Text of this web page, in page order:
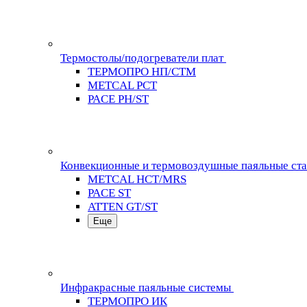
Термостолы/подогреватели плат
ТЕРМОПРО НП/СТМ
METCAL PCT
PACE PH/ST
Конвекционные и термовоздушные паяльные
METCAL HCT/MRS
PACE ST
ATTEN GT/ST
Еще
Инфракрасные паяльные системы
ТЕРМОПРО ИК